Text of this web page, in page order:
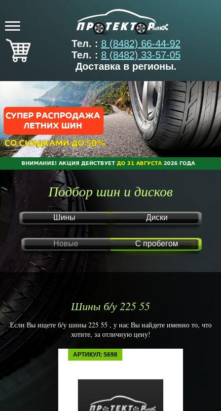
Тел. : 8 (8482) 66-44-92
Тел. : 8 (8482) 33-57-05
Доставка в регионы.
Подбор шин и дисков
Шины Диски
Новые С пробегом
Шины б/у 225 55
Если Вы ищете б/у шины 225 55 , у нас Вы найдете именно то, что
хотите, за отличную цену!
АРТИКУЛ: 5698